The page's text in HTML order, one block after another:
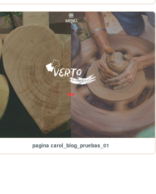
pagina carol_blog_pruebas_01